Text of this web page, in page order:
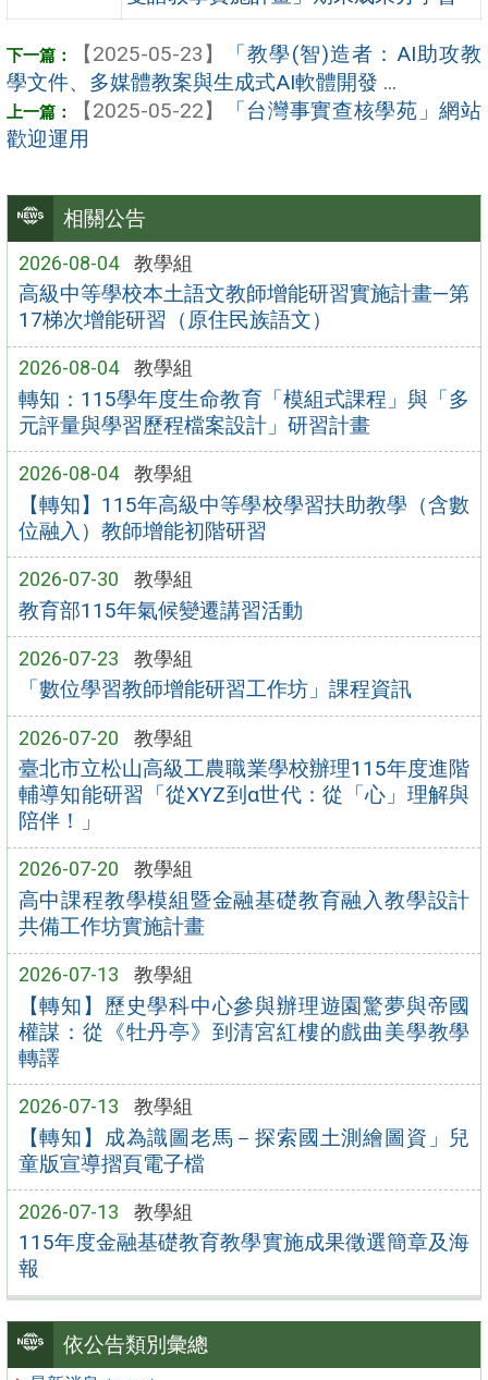
相關公告
2026-08-04 教學組
高級中等學校本土語文教師增能研習實施計畫—第
17梯次增能研習（原住民族語文）
2026-08-04 教學組
轉知：115學年度生命教育「模組式課程」與「多
元評量與學習歷程檔案設計」研習計畫
2026-08-04 教學組
【轉知】115年高級中等學校學習扶助教學（含數
位融入）教師增能初階研習
2026-07-30 教學組
教育部115年氣候變遷講習活動
2026-07-23 教學組
「數位學習教師增能研習工作坊」課程資訊
2026-07-20 教學組
臺北市立松山高級工農職業學校辦理115年度進階
輔導知能研習「從XYZ到α世代：從「心」理解與
陪伴！」
2026-07-20 教學組
高中課程教學模組暨金融基礎教育融入教學設計
共備工作坊實施計畫
2026-07-13 教學組
【轉知】歷史學科中心參與辦理遊園驚夢與帝國
權謀：從《牡丹亭》到清宮紅樓的戲曲美學教學
轉譯
2026-07-13 教學組
【轉知】成為識圖老馬－探索國土測繪圖資」兒
童版宣導摺頁電子檔
2026-07-13 教學組
115年度金融基礎教育教學實施成果徵選簡章及海
報
依公告類別彙總
【2025-05-23】
「教學(智)造者：AI助攻教
學文件、多媒體教案與生成式AI軟體開發 ...
【2025-05-22】
「台灣事實查核學苑」網站
歡迎運用